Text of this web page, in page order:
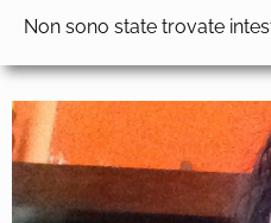
Non sono state trovate